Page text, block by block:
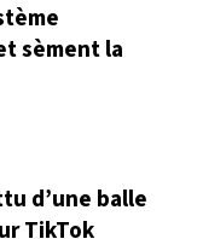
sèment la
d’une balle
TikTok